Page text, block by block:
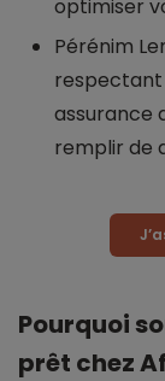
optimiser
Pérénim
respectant
assurance
remplir de
Pourquoi
prêt chez